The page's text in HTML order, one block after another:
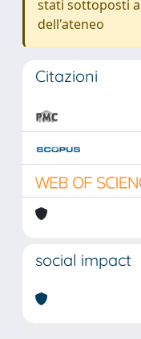
stati sottoposti
dell'ateneo
Citazioni
social impact